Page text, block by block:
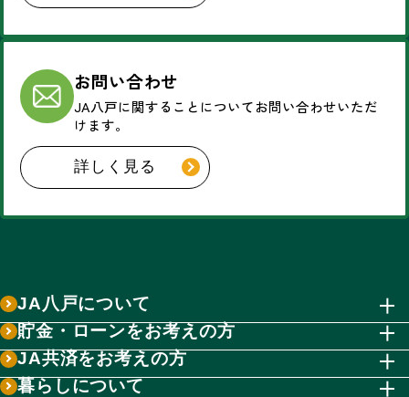
お問い合わせ
JA八戸に関することについてお問い合わせいただ
けます。
詳しく見る
JA八戸について
貯金・ローンをお考えの方
JA共済をお考えの方
暮らしについて